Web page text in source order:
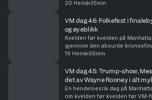
herved servert. Tusen takk for
20 Heinä 35min
VM dag 46: Folkefest i
og øyeblikk
Kvelden før kvelden på
gjennom den absurde
spennende finalen og VMs
19 Heinä 36min
VM dag 45: Trump-show,
det av Wayne Rooney i alt
En hendelsesrik dag på
om kvelden før kvelden før VM-